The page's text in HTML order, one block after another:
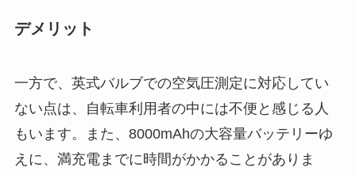
デメリット
一方で、英式バルブでの空気圧測定に対応してい
ない点は、自転車利用者の中には不便と感じる人
もいます。また、8000mAhの大容量バッテリーゆ
えに、満充電までに時間がかかることがありま